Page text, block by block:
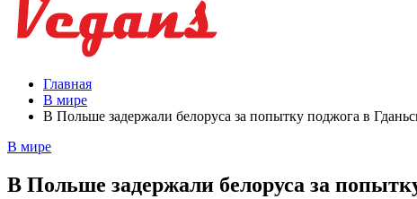
Главная
В мире
В Польше задержали белоруса за попытку поджога в
В мире
В Польше задержали белоруса за